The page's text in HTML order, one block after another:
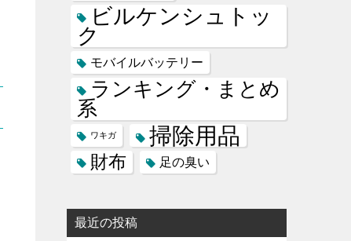
ビルケンシュトッ
ク
モバイルバッテリー
ランキング・まとめ
系
ワキガ 掃除用品
財布 足の臭い
最近の投稿